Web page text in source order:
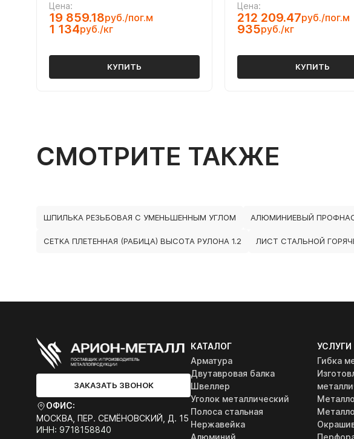
Цена:
19 859.18руб./пог.м
1 134руб./кг
КУПИТЬ
Цена:
212 209.47руб./пог.м
935руб./кг
КУПИТЬ
СМОТРИТЕ ТАКЖЕ
ШПИЛЬКА РЕЗЬБОВАЯ С УМЕНЬШЕННЫМ УГЛОМ АЛЮМИНИЕВЫЙ
СЕТКА ПЛЕТЕННАЯ (РАБИЦА) ВЫСОТА РУЛОНА 1.2 ЛИСТ СТАЛЬНОЙ
ЗАКАЗАТЬ ЗВОНОК
ОФИС:
МОСКВА, ПЕР. СЕМЁНОВСКИЙ, Д. 15
ИНН: 9718158840
КАТАЛОГ
Арматура
Двутавровая балка
Швеллер
Уголок металлический
Полоса стальная
Нержавейка
Алюминий
УСЛУГИ
Гибка